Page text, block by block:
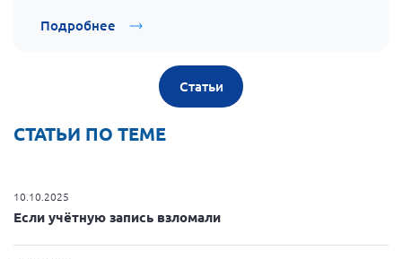
Подробнее
Статьи
СТАТЬИ ПО ТЕМЕ
10.10.2025
Если учётную запись взломали